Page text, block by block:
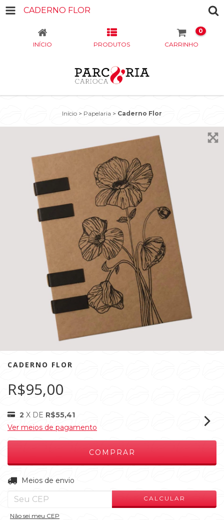
CADERNO FLOR
INÍCIO PRODUTOS CARRINHO
0
Início > Papelaria > Caderno Flor
CADERNO FLOR
R$95,00
2 X DE R$55,41
Ver meios de pagamento
Entregas para o CEP:
Meios de envio
CALCULAR
Não sei meu CEP